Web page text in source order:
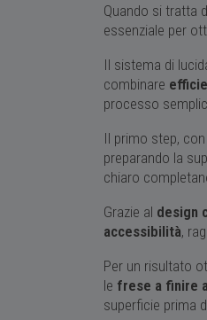
Quando si tratta
essenziale per
Il sistema di
combinare
processo
Il primo step,
preparando la
chiaro
Grazie al design
accessibilità,
Per un risultato
le frese a finire
superficie prima